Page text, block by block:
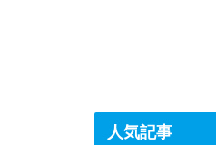
人気記事